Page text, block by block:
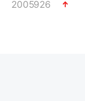
2005926